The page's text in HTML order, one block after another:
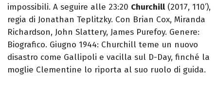
impossibili. A seguire alle 23:20 Churchill (2017, 110’),
regia di Jonathan Teplitzky. Con Brian Cox, Miranda
Richardson, John Slattery, James Purefoy. Genere:
Biografico. Giugno 1944: Churchill teme un nuovo
disastro come Gallipoli e vacilla sul D-Day, finché la
moglie Clementine lo riporta al suo ruolo di guida.